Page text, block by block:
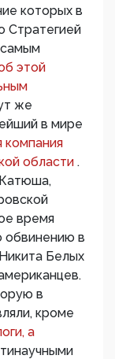
которых в
Стратегией
этой
же
в мире
компания
области .
время
обвинению в
Белых
в
кроме
а